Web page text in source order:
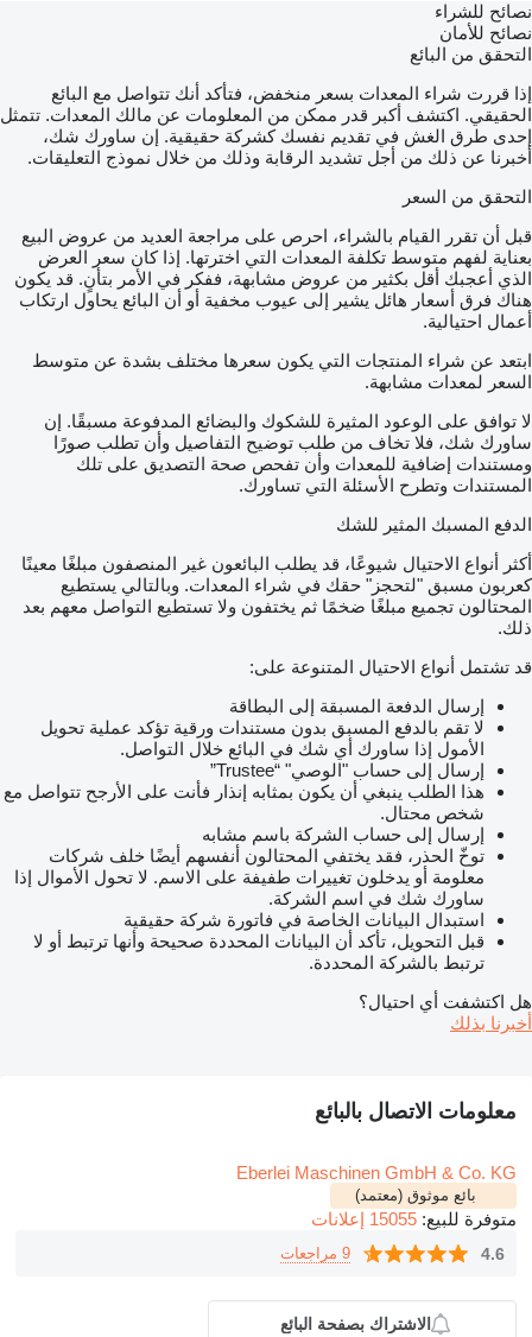
نصائح للشراء
نصائح للأمان
التحقق من البائع
إذا قررت شراء المعدات بسعر منخفض، فتأكد أنك تتواصل مع البائع
الحقيقي. اكتشف أكبر قدر ممكن من المعلومات عن مالك المعدات. تتمثل
إحدى طرق الغش في تقديم نفسك كشركة حقيقية. إن ساورك شك،
أخبرنا عن ذلك من أجل تشديد الرقابة وذلك من خلال نموذج التعليقات.
التحقق من السعر
قبل أن تقرر القيام بالشراء، احرص على مراجعة العديد من عروض البيع
بعناية لفهم متوسط تكلفة المعدات التي اخترتها. إذا كان سعر العرض
الذي أعجبك أقل بكثير من عروض مشابهة، ففكر في الأمر بتأنٍ. قد يكون
هناك فرق أسعار هائل يشير إلى عيوب مخفية أو أن البائع يحاول ارتكاب
أعمال احتيالية.
ابتعد عن شراء المنتجات التي يكون سعرها مختلف بشدة عن متوسط
السعر لمعدات مشابهة.
لا توافق على الوعود المثيرة للشكوك والبضائع المدفوعة مسبقًا. إن
ساورك شك، فلا تخاف من طلب توضيح التفاصيل وأن تطلب صورًا
ومستندات إضافية للمعدات وأن تفحص صحة التصديق على تلك
المستندات وتطرح الأسئلة التي تساورك.
الدفع المسبك المثير للشك
أكثر أنواع الاحتيال شيوعًا، قد يطلب البائعون غير المنصفون مبلغًا معينًا
كعربون مسبق "لتحجز" حقك في شراء المعدات. وبالتالي يستطيع
المحتالون تجميع مبلغًا ضخمًا ثم يختفون ولا تستطيع التواصل معهم بعد
ذلك.
قد تشتمل أنواع الاحتيال المتنوعة على:
إرسال الدفعة المسبقة إلى البطاقة
لا تقم بالدفع المسبق بدون مستندات ورقية تؤكد عملية تحويل
الأمول إذا ساورك أي شك في البائع خلال التواصل.
إرسال إلى حساب "الوصي" “Trustee”
هذا الطلب ينبغي أن يكون بمثابه إنذار فأنت على الأرجح تتواصل مع
شخص محتال.
إرسال إلى حساب الشركة باسم مشابه
توخّ الحذر، فقد يختفي المحتالون أنفسهم أيضًا خلف شركات
معلومة أو يدخلون تغييرات طفيفة على الاسم. لا تحول الأموال إذا
ساورك شك في اسم الشركة.
استبدال البيانات الخاصة في فاتورة شركة حقيقية
قبل التحويل، تأكد أن البيانات المحددة صحيحة وأنها ترتبط أو لا
ترتبط بالشركة المحددة.
هل اكتشفت أي احتيال؟
أخبرنا بذلك
معلومات الاتصال بالبائع
Eberlei Maschinen GmbH & Co. KG
بائع موثوق (معتمد)
متوفرة للبيع: 15055 إعلانات
4.6 9 مراجعات
الاشتراك بصفحة البائع